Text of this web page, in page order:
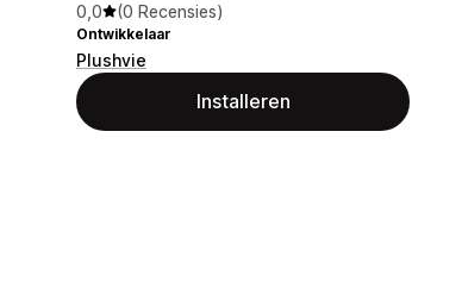
0,0 (0 Recensies)
Ontwikkelaar
Plushvie
Installeren